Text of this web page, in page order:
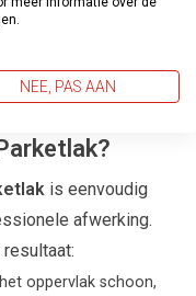
Lyx Parketlak
is eenvoudig
afwerking.
oppervlak schoon,
NEE, PAS AAN